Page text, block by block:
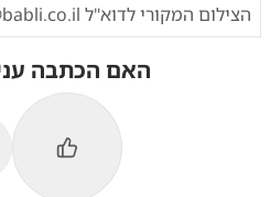
הצילום המקורי לדוא"ל
האם הכתבה